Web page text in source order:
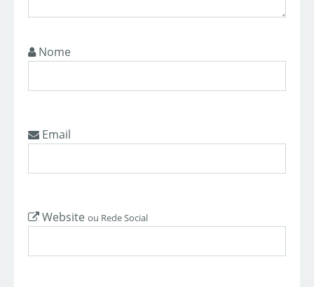
Nome
Email
Website ou Rede Social